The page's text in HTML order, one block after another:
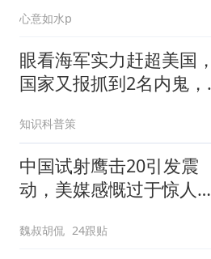
心意如水p
眼看海军实力赶超美国，
国家又报抓到2名内鬼，
知识科普策
中国试射鹰击20引发震
动，美媒感慨过于惊人，
魏叔胡侃 24跟贴